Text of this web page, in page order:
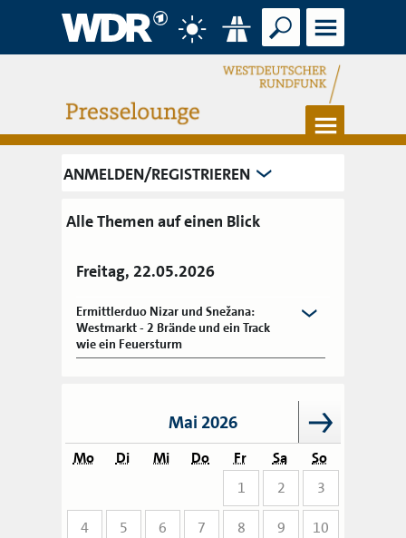
Verkehr
Suche Menü
Menü
ANMELDEN/REGISTRIEREN
Alle Themen auf einen Blick
Freitag, 22.05.2026
Ermittlerduo Nizar und Snežana:
Westmarkt - 2 Brände und ein Track
wie ein Feuersturm
Mai 2026
Mo Di Mi Do Fr Sa
So
1
2 3
4 5 6 7 8 9 10